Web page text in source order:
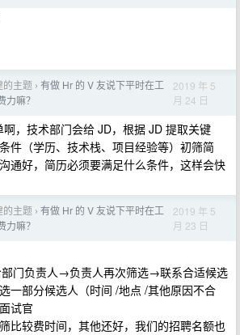
的主题 › 有做 Hr 的 V 友说下平时在工
嘛？
2019 年 5
月 24 日
啊，技术部门会给 JD，根据 JD 提取关键
件（学历、技术栈、项目经验等）初筛简
通好，简历必须要满足什么条件，这样会快
的主题 › 有做 Hr 的 V 友说下平时在工
嘛？
2019 年 5
月 23 日
门负责人→负责人再次筛选→联系合适候选
一部分候选人（时间 /地点 /其他原因不合
试官
比较费时间，其他还好，我们的招聘名额也